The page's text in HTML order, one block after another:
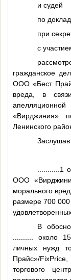
и
по
при
с
гражданское
ООО «Бест
вреда, в
«Вирджиния»
Ленинского
Заслушав
...........1
ООО
морального
размере 700
В
около
личных нужд
Прайс»/
торгового